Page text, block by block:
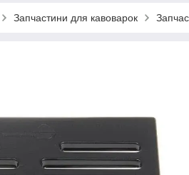
Запчастини для кавоварок